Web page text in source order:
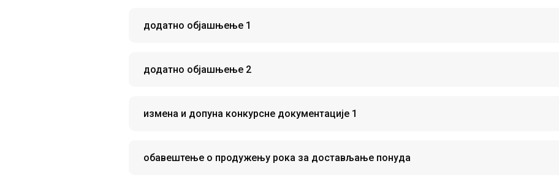
додатно објашњење 1
додатно објашњење 2
измена и допуна конкурсне документације 1
обавештење о продужењу рока за достављање понуда